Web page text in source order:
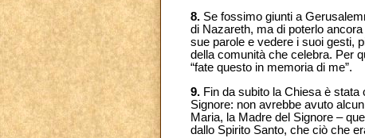
8. Se fossimo giunti a
di Nazareth, ma di poterlo
sue parole e vedere i suoi gesti,
della comunità che celebra. Per
“fate questo in memoria di me”.
9. Fin da subito la Chiesa è
Signore: non avrebbe avuto
Maria, la Madre del Signore –
dallo Spirito Santo, che ciò che